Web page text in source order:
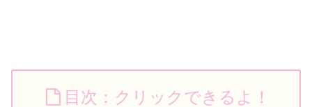
目次：クリックできるよ！